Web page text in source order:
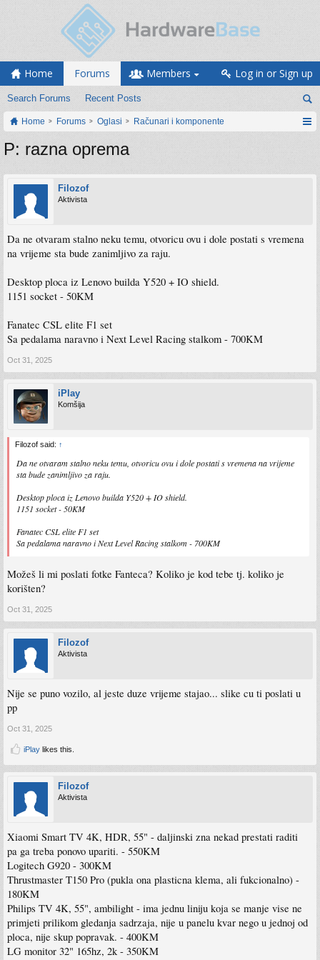
Home Forums
Search Forums Recent Posts
Members Log in or Sign up
Home Forums Oglasi Računari i komponente
P: razna oprema
Filozof
Aktivista
Da ne otvaram stalno neku temu, otvoricu ovu i dole postati s vremena
na vrijeme sta bude zanimljivo za raju.
Desktop ploca iz Lenovo builda Y520 + IO shield.
1151 socket - 50KM
Fanatec CSL elite F1 set
Sa pedalama naravno i Next Level Racing stalkom - 700KM
Oct 31, 2025
iPlay
Komšija
Filozof said: ↑
Da ne otvaram stalno neku temu, otvoricu ovu i dole postati s vremena na vrijeme
sta bude zanimljivo za raju.
Desktop ploca iz Lenovo builda Y520 + IO shield.
1151 socket - 50KM
Fanatec CSL elite F1 set
Sa pedalama naravno i Next Level Racing stalkom - 700KM
Možeš li mi poslati fotke Fanteca? Koliko je kod tebe tj. koliko je
korišten?
Oct 31, 2025
Filozof
Aktivista
Nije se puno vozilo, al jeste duze vrijeme stajao... slike cu ti poslati u
pp
Oct 31, 2025
iPlay likes this.
Filozof
Aktivista
Xiaomi Smart TV 4K, HDR, 55" - daljinski zna nekad prestati raditi
pa ga treba ponovo upariti. - 550KM
Logitech G920 - 300KM
Thrustmaster T150 Pro (pukla ona plasticna klema, ali fukcionalno) -
180KM
Philips TV 4K, 55", ambilight - ima jednu liniju koja se manje vise ne
primjeti prilikom gledanja sadrzaja, nije u panelu kvar nego u jednoj od
ploca, nije skup popravak. - 400KM
LG monitor 32" 165hz, 2k - 350KM